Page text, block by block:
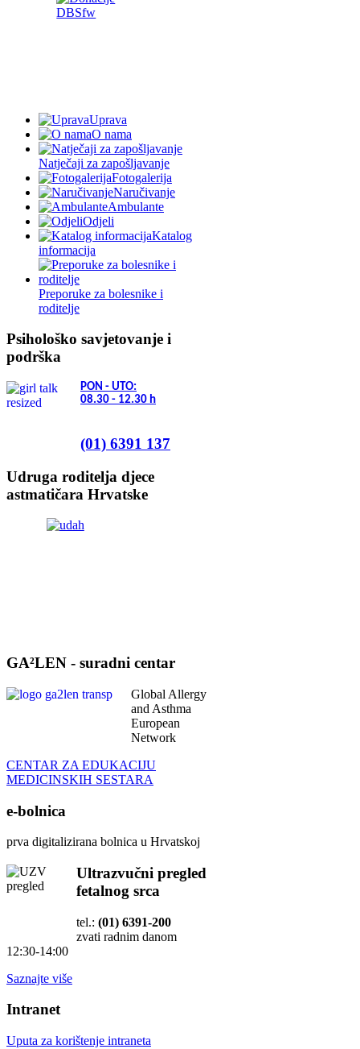
Uprava
O nama
Natječaji za zapošljavanje
Fotogalerija
Naručivanje
Ambulante
Odjeli
Katalog
informacija
Preporuke za bolesnike i
roditelje
Psihološko savjetovanje i
podrška
PON - UTO:
08.30 - 12.30 h
(01) 6391 137
Udruga roditelja djece
astmatičara Hrvatske
GA²LEN - suradni centar
Global Allergy
and Asthma
European
Network
CENTAR ZA EDUKACIJU
MEDICINSKIH SESTARA
e-bolnica
prva digitalizirana bolnica u Hrvatskoj
Ultrazvučni pregled
fetalnog srca
tel.: (01) 6391-200
zvati radnim danom
12:30-14:00
Saznajte više
Intranet
Uputa za korištenje intraneta